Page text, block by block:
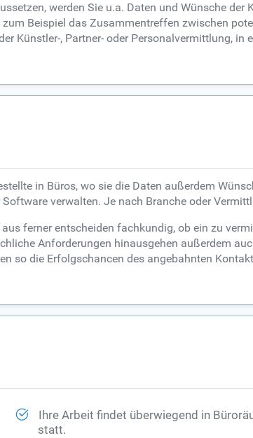
werden Sie u.a. Daten und Wünsche
Beispiel das Zusammentreffen zwischen
Künstler-, Partner- oder Personalvermittlung,
in Büros, wo sie die Daten außerdem
verwalten. Je nach Branche oder
ferner entscheiden fachkundig, ob ein zu
Anforderungen hinausgehen außerdem
so die Erfolgschancen des angebahnten
Ihre Arbeit findet überwiegend in
statt.